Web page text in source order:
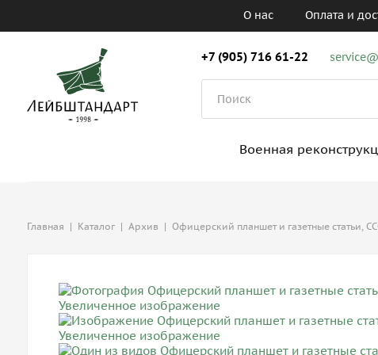
О нас Оплата и
+7 (905) 716 61-22
Военная
Главная | Каталог | Архив | Офицерский планшет и газетные статьи,